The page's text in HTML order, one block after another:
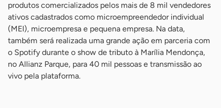
produtos comercializados pelos mais de 8 mil vendedores
ativos cadastrados como microempreendedor individual
(MEI), microempresa e pequena empresa. Na data,
também será realizada uma grande ação em parceria com
o Spotify durante o show de tributo à Marília Mendonça,
no Allianz Parque, para 40 mil pessoas e transmissão ao
vivo pela plataforma.